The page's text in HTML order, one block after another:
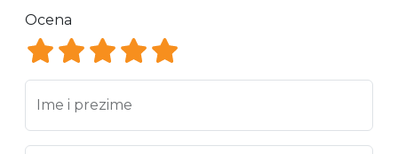
Ocena
Ocena 5
Ocena 4
Ocena 3
Ocena 2
Ocena 1
Ime i prezime